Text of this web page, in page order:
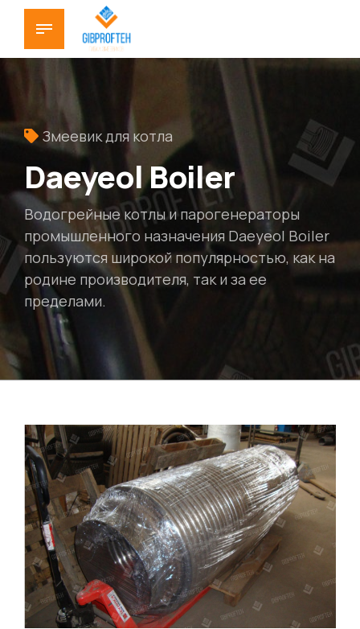
Змеевик для котла
Daeyeol Boiler
Водогрейные котлы и парогенераторы
промышленного назначения Daeyeol Boiler
пользуются широкой популярностью, как на
родине производителя, так и за ее
пределами.